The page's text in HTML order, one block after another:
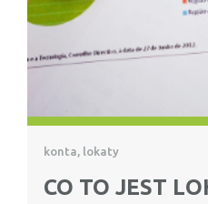
konta, lokaty
CO TO JEST